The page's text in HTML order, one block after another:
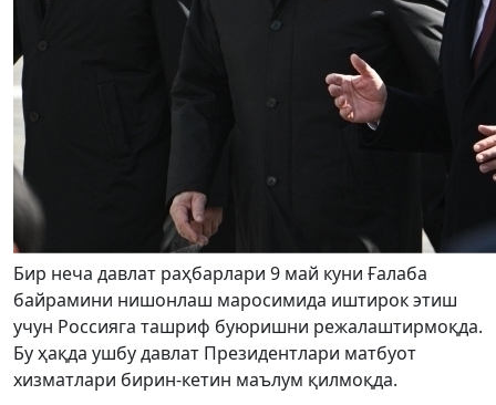
Бир неча давлат раҳбарлари 9 май куни Ғалаба
байрамини нишонлаш маросимида иштирок этиш
учун Россияга ташриф буюришни режалаштирмоқда.
Бу ҳақда ушбу давлат Президентлари матбуот
хизматлари бирин-кетин маълум қилмоқда.